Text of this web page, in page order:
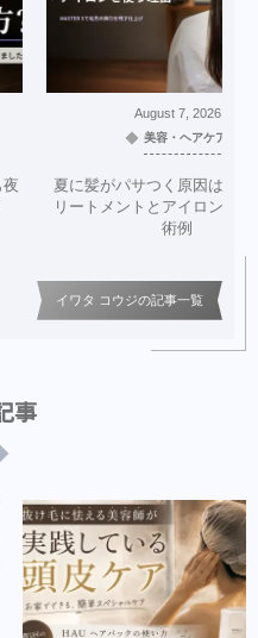
August 7, 2026
美容・ヘアケア
夏に髪がパサつく原因は？
リートメントとアイロン仕
術例
イワタ コウジの記事一覧
事